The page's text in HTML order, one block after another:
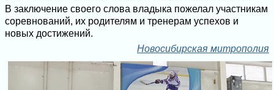
В заключение своего слова владыка пожелал участникам
соревнований, их родителям и тренерам успехов и
новых достижений.
Новосибирская митрополия